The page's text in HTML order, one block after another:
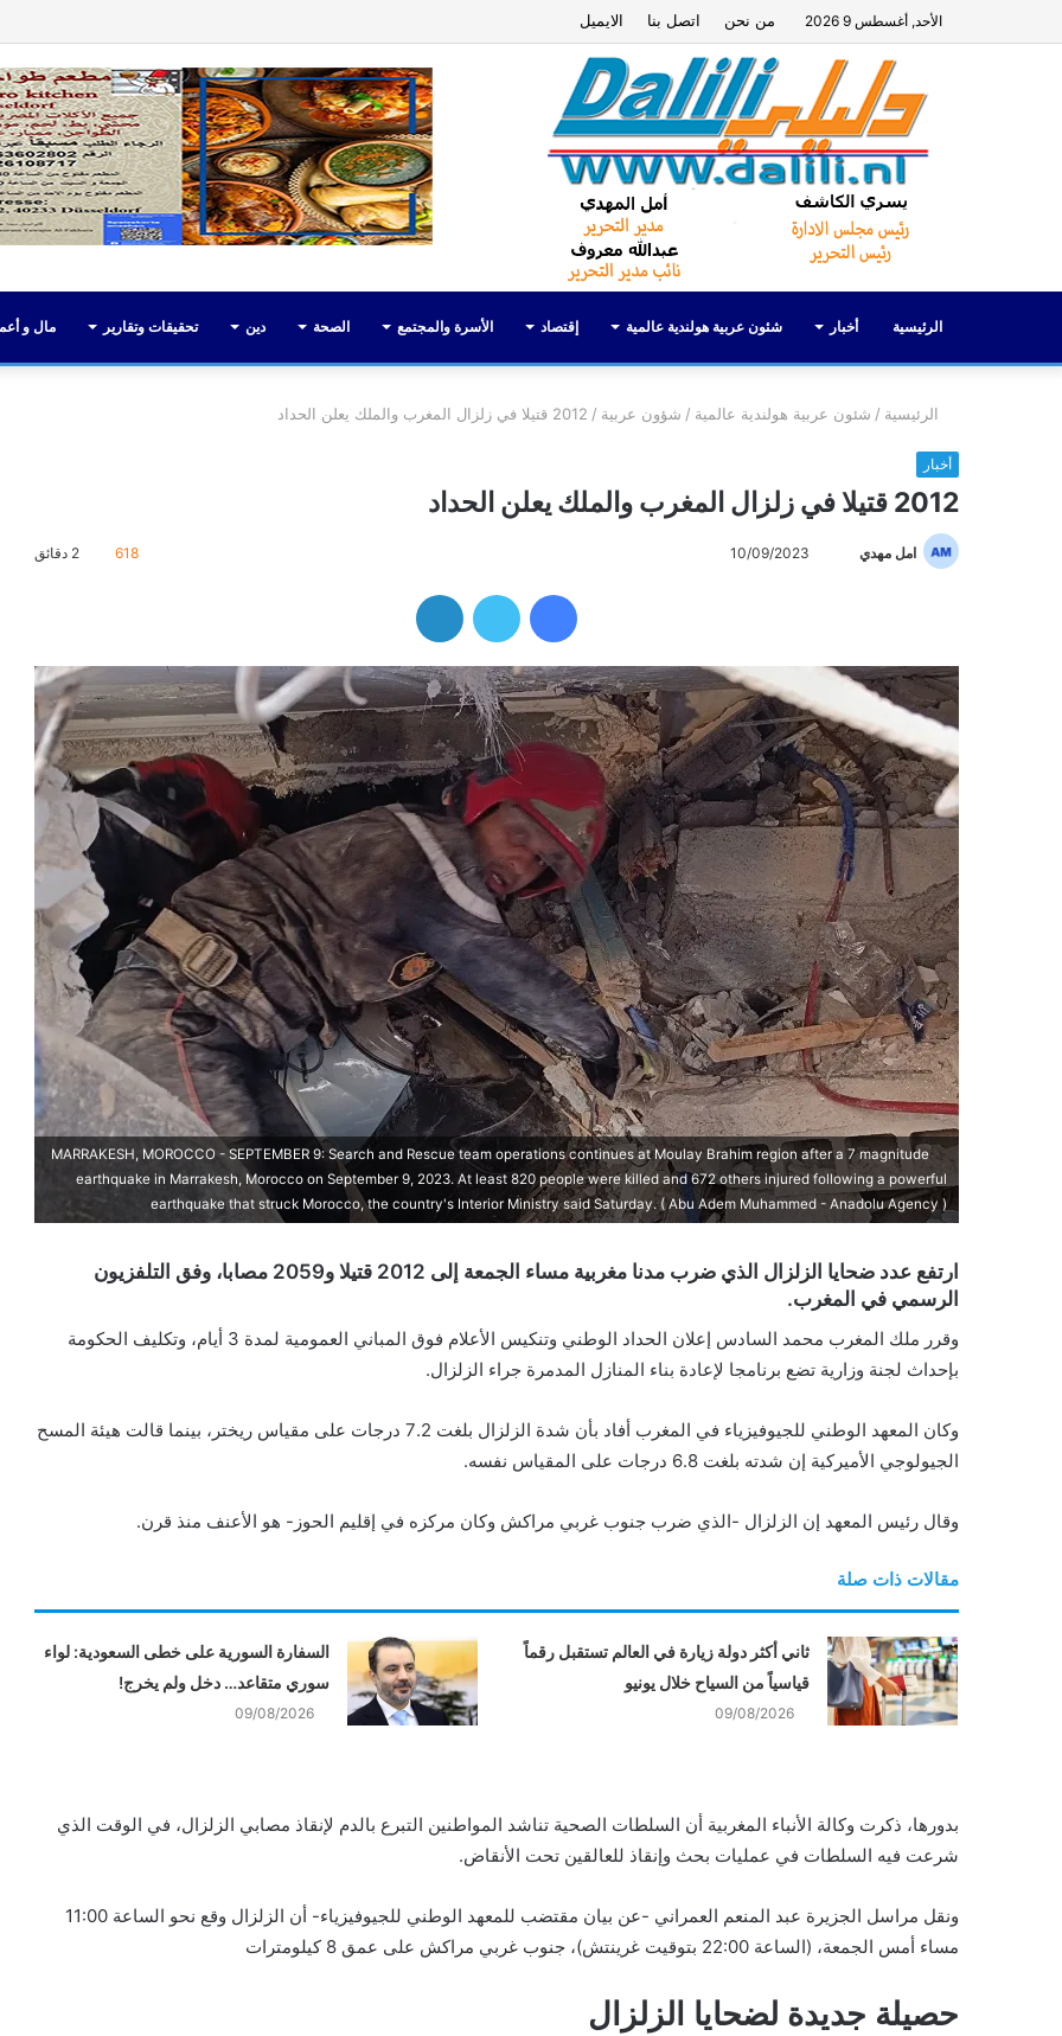
الأحد, أغسطس 9 2026 من نحن اتصل بنا الايميل
الرئيسية أخبار شئون عربية هولندية عالمية إقتصاد الأسرة والمجتمع الصحة دين تحقيقات وتقارير مال و
الرئيسية / شئون عربية هولندية عالمية / شؤون عربية / 2012 قتيلا في زلزال المغرب والملك يعلن الحداد
أخبار
2012 قتيلا في زلزال المغرب والملك يعلن الحداد
امل مهدي
ب
ي
د
ا
إ
ل
ك
ت
ر
و
ن
ي
ا
10/09/2023
618
MARRAKESH, MOROCCO - SEPTEMBER 9: Search and Rescue team operations continues at Moulay Brahim region after a 7 magnitude
earthquake in Marrakesh, Morocco on September 9, 2023. At least 820 people were killed and 672 others injured following a powerful
earthquake that struck Morocco, the country's Interior Ministry said Saturday. ( Abu Adem Muhammed - Anadolu Agency )
ارتفع عدد ضحايا الزلزال الذي ضرب مدنا مغربية مساء الجمعة إلى 2012 قتيلا و2059 مصابا، وفق التلفزيون
الرسمي في المغرب.
وقرر ملك المغرب محمد السادس إعلان الحداد الوطني وتنكيس الأعلام فوق المباني العمومية لمدة 3 أيام، وتكليف الحكومة
بإحداث لجنة وزارية تضع برنامجا لإعادة بناء المنازل المدمرة جراء الزلزال.
وكان المعهد الوطني للجيوفيزياء في المغرب أفاد بأن شدة الزلزال بلغت 7.2 درجات على مقياس ريختر، بينما قالت هيئة المسح
الجيولوجي الأميركية إن شدته بلغت 6.8 درجات على المقياس نفسه.
وقال رئيس المعهد إن الزلزال -الذي ضرب جنوب غربي مراكش وكان مركزه في إقليم الحوز- هو الأعنف منذ قرن.
مقالات ذات صلة
ثاني أكثر دولة زيارة في العالم تستقبل رقماً
قياسياً من السياح خلال يونيو
09/08/2026
السفارة السورية على خطى السعودية: لواء
سوري متقاعد… دخل ولم يخرج!
09/08/2026
بدورها، ذكرت وكالة الأنباء المغربية أن السلطات الصحية تناشد المواطنين التبرع بالدم لإنقاذ مصابي الزلزال، في الوقت الذي
شرعت فيه السلطات في عمليات بحث وإنقاذ للعالقين تحت الأنقاض.
ونقل مراسل الجزيرة عبد المنعم العمراني -عن بيان مقتضب للمعهد الوطني للجيوفيزياء- أن الزلزال وقع نحو الساعة 11:00
مساء أمس الجمعة، (الساعة 22:00 بتوقيت غرينتش)، جنوب غربي مراكش على عمق 8 كيلومترات
حصيلة جديدة لضحايا الزلزال